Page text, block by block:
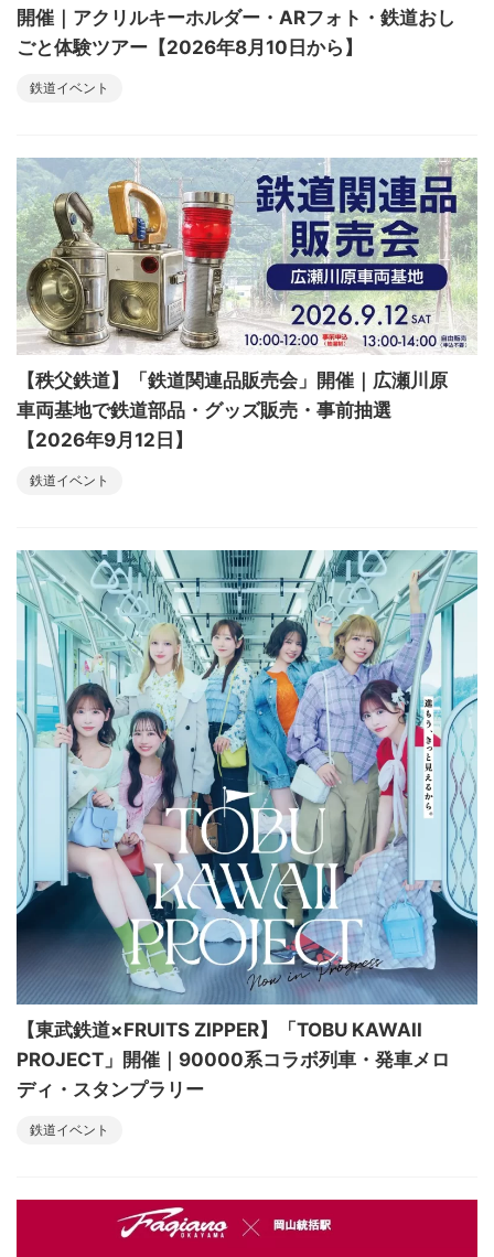
開催｜アクリルキーホルダー・ARフォト・鉄道おし
ごと体験ツアー【2026年8月10日から】
鉄道イベント
【秩父鉄道】「鉄道関連品販売会」開催｜広瀬川原
車両基地で鉄道部品・グッズ販売・事前抽選
【2026年9月12日】
鉄道イベント
【東武鉄道×FRUITS ZIPPER】「TOBU KAWAII
PROJECT」開催｜90000系コラボ列車・発車メロ
ディ・スタンプラリー
鉄道イベント